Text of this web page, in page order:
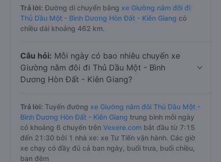
Trả lời: Đường di chuyển bằng xe Giường nằm đôi đi
Thủ Dầu Một - Bình Dương Hòn Đất - Kiên Giang có
chiều dài khoảng 462 km.
Câu hỏi: Mỗi ngày có bao nhiêu chuyến xe
Giường nằm đôi đi Thủ Dầu Một - Bình
Dương Hòn Đất - Kiên Giang?
Trả lời: Tuyến đường xe Giường nằm đôi Thủ Dầu Một -
Bình Dương Hòn Đất - Kiên Giang trung bình mỗi ngày
có khoảng 6 chuyến trên Vexere.com bắt đầu từ 7:15
đến 21:30 bởi 1 nhà xe: xe Tư Tiến vận hành. Các giờ
xe chạy có đầy đủ cả ban ngày, buổi trưa, buổi chiều,
ban đêm